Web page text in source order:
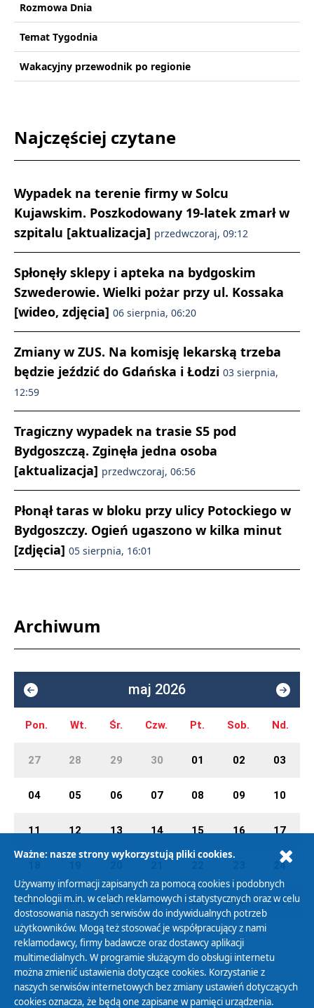
Rozmowa Dnia
Temat Tygodnia
Wakacyjny przewodnik po regionie
Najczęściej czytane
Wypadek na terenie firmy w Solcu
Kujawskim. Poszkodowany 19-latek zmarł w
szpitalu [aktualizacja] przedwczoraj, 09:12
Spłonęły sklepy i apteka na bydgoskim
Szwederowie. Wielki pożar przy ul. Kossaka
[wideo, zdjęcia] 06 sierpnia, 06:20
Zmiany w ZUS. Na komisję lekarską trzeba
będzie jeździć do Gdańska i Łodzi 03 sierpnia,
12:59
Tragiczny wypadek na trasie S5 pod
Bydgoszczą. Zginęła jedna osoba
[aktualizacja] przedwczoraj, 06:56
Płonął taras w bloku przy ulicy Potockiego w
Bydgoszczy. Ogień ugaszono w kilka minut
[zdjęcia] 05 sierpnia, 16:01
Archiwum
maj 2026
Pon. Wt. Śr. Czw. Pt. Sob. Nd.
27 28 29 30 01 02 03
04 05 06 07 08 09 10
11 12 13 14 15 16 17
24
25 26 27 28 29 30 31
Polityka Prywatności
Zasady korzystania z Serwisu
Ważne: nasze strony wykorzystują pliki cookies.
Używamy informacji zapisanych za pomocą cookies i podobnych
technologii m.in. w celach reklamowych i statystycznych oraz w celu
dostosowania naszych serwisów do indywidualnych potrzeb
użytkowników. Mogą też stosować je współpracujący z nami
reklamodawcy, firmy badawcze oraz dostawcy aplikacji
multimedialnych. W programie służącym do obsługi internetu
można zmienić ustawienia dotyczące cookies. Korzystanie z
naszych serwisów internetowych bez zmiany ustawień dotyczących
cookies oznacza, że będą one zapisane w pamięci urządzenia.